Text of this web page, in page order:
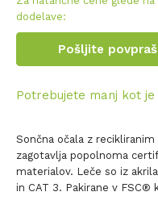
dodelave:
Pošljite
Potrebujete manj kot
Sončna očala z
zagotavlja popolnoma
materialov. Leče so iz
in CAT 3. Pakirane v FSC®